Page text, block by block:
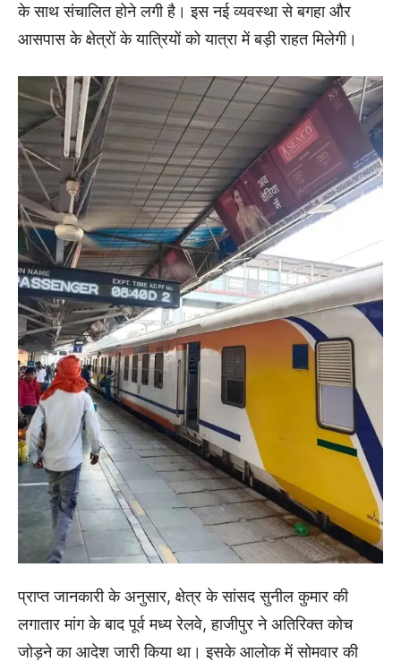
के साथ संचालित होने लगी है। इस नई व्यवस्था से बगहा और
आसपास के क्षेत्रों के यात्रियों को यात्रा में बड़ी राहत मिलेगी।
प्राप्त जानकारी के अनुसार, क्षेत्र के सांसद सुनील कुमार की
लगातार मांग के बाद पूर्व मध्य रेलवे, हाजीपुर ने अतिरिक्त कोच
जोड़ने का आदेश जारी किया था। इसके आलोक में सोमवार की